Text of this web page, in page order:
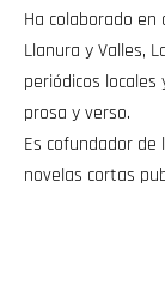
Ha colaborado en
Llanura y Valles,
periódicos
prosa y verso.
Es cofundador de
novelas cortas